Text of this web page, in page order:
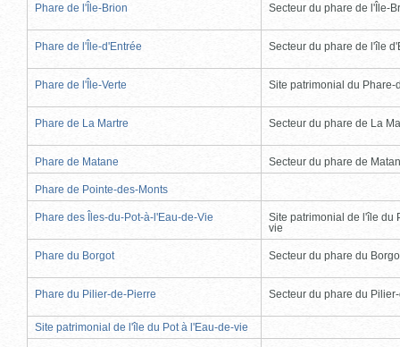
Phare de l'Île-Brion Secteur du phare de l'Île-
Phare de l'Île-d'Entrée Secteur du phare de l'île
Phare de l'Île-Verte Site patrimonial du Phare-
Phare de La Martre Secteur du phare de La
Phare de Matane Secteur du phare de
Phare de Pointe-des-Monts
Phare des Îles-du-Pot-à-l'Eau-de-Vie
Site patrimonial de l'île du
vie
Phare du Borgot Secteur du phare du
Phare du Pilier-de-Pierre Secteur du phare du
Site patrimonial de l'île du Pot à l'Eau-de-vie